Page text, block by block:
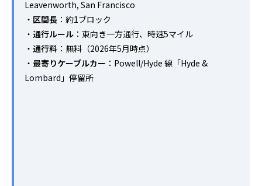
Leavenworth, San Francisco
・ 区間長 ：約1ブロック
・ 通行ルール ：東向き一方通行、時速5マイル
・ 通行料 ：無料（2026年5月時点）
・ 最寄りケーブルカー ：Powell/Hyde 線「Hyde &
Lombard」停留所